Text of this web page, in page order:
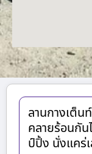
ลานกางเต็น
คลายร้อนกั
ป์ปิ้ง นั่งแคร่